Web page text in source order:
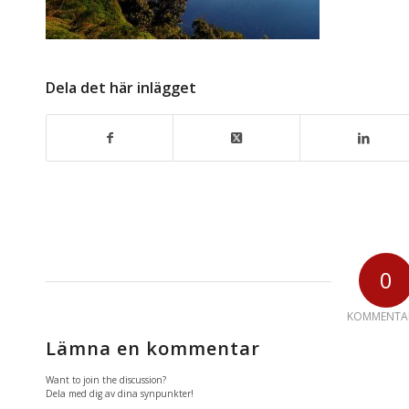
Dela det här inlägget
0
Lämna en kommentar
Want to join the discussion?
Dela med dig av dina synpunkter!